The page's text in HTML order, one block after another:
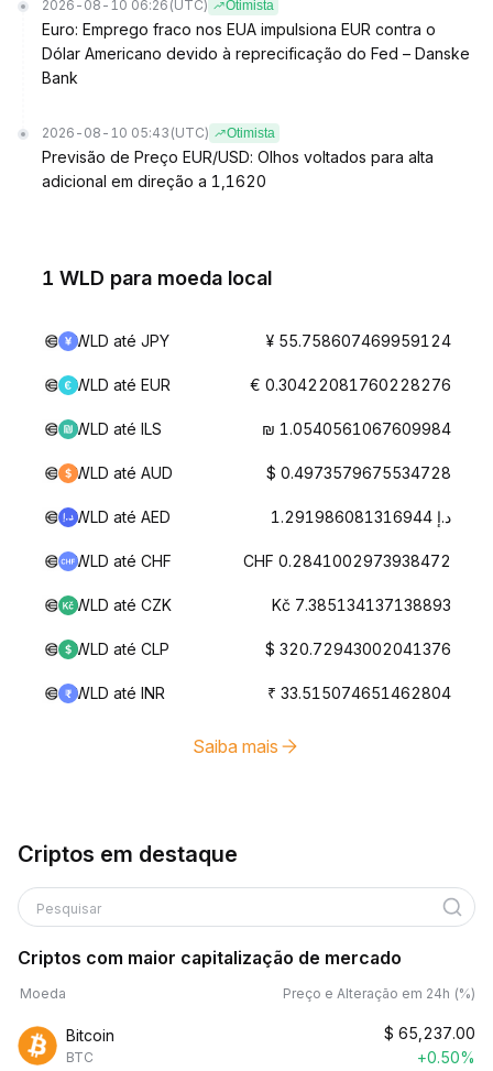
2026-08-10 06:26 (UTC) Otimista
Euro: Emprego fraco nos EUA impulsiona EUR contra o
Dólar Americano devido à reprecificação do Fed – Danske
Bank
2026-08-10 05:43 (UTC) Otimista
Previsão de Preço EUR/USD: Olhos voltados para alta
adicional em direção a 1,1620
1 WLD para moeda local
WLD até JPY ¥ 55.758607469959124
WLD até EUR € 0.30422081760228276
WLD até ILS ₪ 1.0540561067609984
WLD até AUD $ 0.4973579675534728
WLD até AED د.إ 1.291986081316944
WLD até CHF CHF 0.2841002973938472
WLD até CZK Kč 7.385134137138893
WLD até CLP $ 320.72943002041376
WLD até INR ₹ 33.515074651462804
Saiba mais
Criptos em destaque
Pesquisar
Criptos com maior capitalização de mercado
Moeda Preço e Alteração em 24h (%)
Bitcoin
BTC
$ 65,237.00
+0.50%